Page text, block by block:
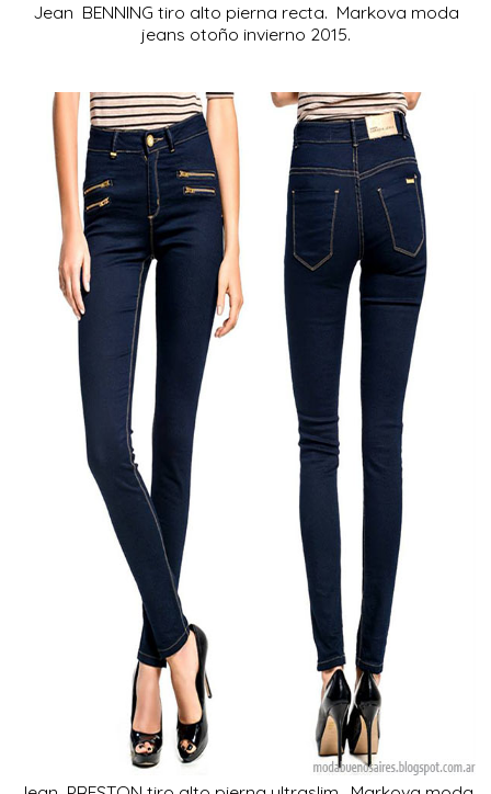
Jean BENNING tiro alto pierna recta. Markova moda
jeans otoño invierno 2015.